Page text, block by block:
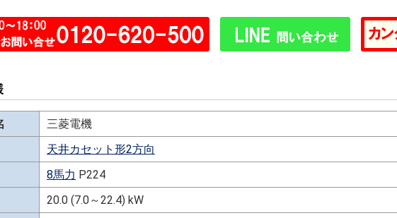
三菱電機
天井カセット形2方向
8馬力 P224
20.0 (7.0～22.4) kW